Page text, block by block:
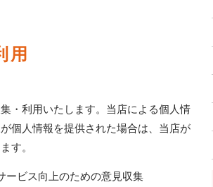
用
・利用いたします。当店による個人情
個人情報を提供された場合は、当店が
す。
ービス向上のための意見収集